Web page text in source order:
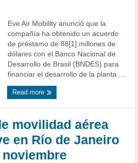
Eve Air Mobility anunció que la
compañía ha obtenido un acuerdo
de préstamo de 88[1] millones de
dólares con el Banco Nacional de
Desarrollo de Brasil (BNDES) para
financiar el desarrollo de la planta ...
Read more
movilidad aérea
en Río de Janeiro